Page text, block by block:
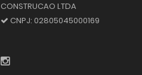
CONSTRUCAO LTDA
CNPJ: 02805045000169